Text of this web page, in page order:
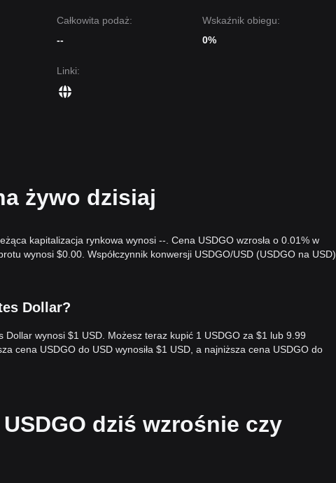
Całkowita podaż:
--
Wskaźnik obiegu:
0%
Linki:
żywo dzisiaj
kapitalizacja rynkowa wynosi --. Cena USDGO wzrosła o 0.01% w
wynosi $0.00. Współczynnik konwersji USDGO/USD (USDGO na USD)
Dollar?
wynosi $1 USD. Możesz teraz kupić 1 USDGO za $1 lub 9.99
cena USDGO do USD wynosiła $1 USD, a najniższa cena USDGO do
dziś wzrośnie czy